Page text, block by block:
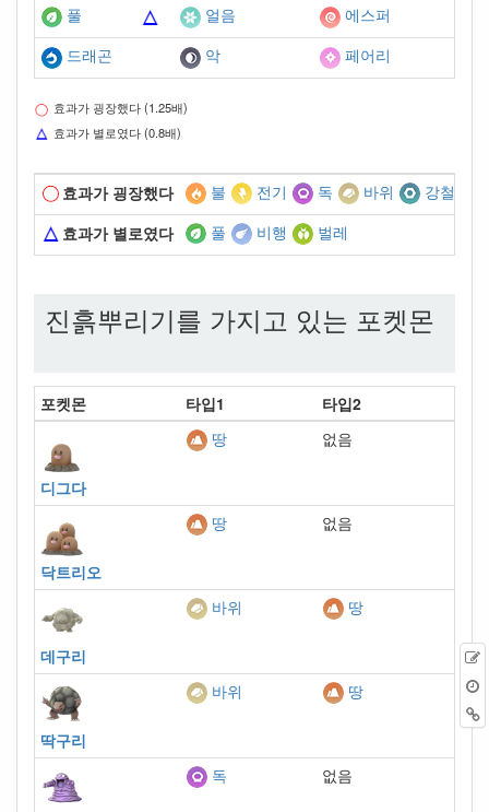
풀 얼음
에스퍼
드래곤
악 페어리
효과가 굉장했다 (1.25배)
효과가 별로였다 (0.8배)
효과가 굉장했다 불 전기 독 바위
강철
효과가 별로였다
풀 비행 벌레
진흙뿌리기를 가지고 있는 포켓몬
포켓몬 타입1 타입2
디그다
땅 없음
닥트리오
땅 없음
데구리
바위 땅
딱구리
바위 땅
독 없음